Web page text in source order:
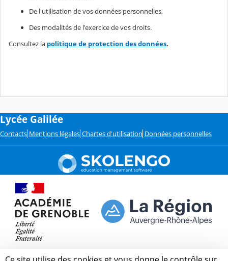
De l'utilisation de vos données personnelles,
Des modalités de l'exercice de vos droits.
Consultez la politique de protection des données.
Lycée Galilée
Contacts Mentions légales Chartes d'utilisation Données personnelles